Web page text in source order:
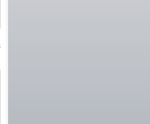
xem tuổi.v.v.v )